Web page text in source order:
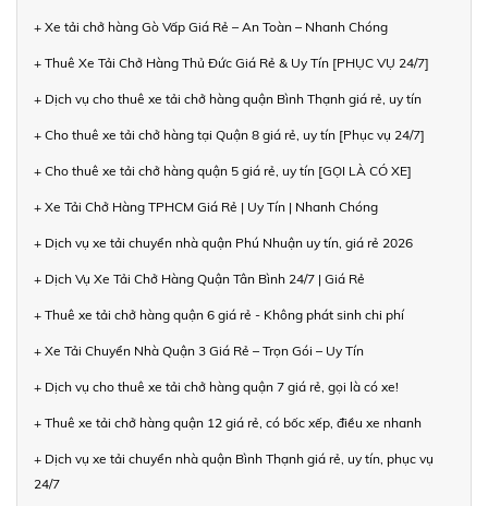
+ Xe tải chở hàng Gò Vấp Giá Rẻ – An Toàn – Nhanh Chóng
+ Thuê Xe Tải Chở Hàng Thủ Đức Giá Rẻ & Uy Tín [PHỤC VỤ 24/7]
+ Dịch vụ cho thuê xe tải chở hàng quận Bình Thạnh giá rẻ, uy tín
+ Cho thuê xe tải chở hàng tại Quận 8 giá rẻ, uy tín [Phục vụ 24/7]
+ Cho thuê xe tải chở hàng quận 5 giá rẻ, uy tín [GỌI LÀ CÓ XE]
+ Xe Tải Chở Hàng TPHCM Giá Rẻ | Uy Tín | Nhanh Chóng
+ Dịch vụ xe tải chuyển nhà quận Phú Nhuận uy tín, giá rẻ 2026
+ Dịch Vụ Xe Tải Chở Hàng Quận Tân Bình 24/7 | Giá Rẻ
+ Thuê xe tải chở hàng quận 6 giá rẻ - Không phát sinh chi phí
+ Xe Tải Chuyển Nhà Quận 3 Giá Rẻ – Trọn Gói – Uy Tín
+ Dịch vụ cho thuê xe tải chở hàng quận 7 giá rẻ, gọi là có xe!
+ Thuê xe tải chở hàng quận 12 giá rẻ, có bốc xếp, điều xe nhanh
+ Dịch vụ xe tải chuyển nhà quận Bình Thạnh giá rẻ, uy tín, phục vụ
24/7